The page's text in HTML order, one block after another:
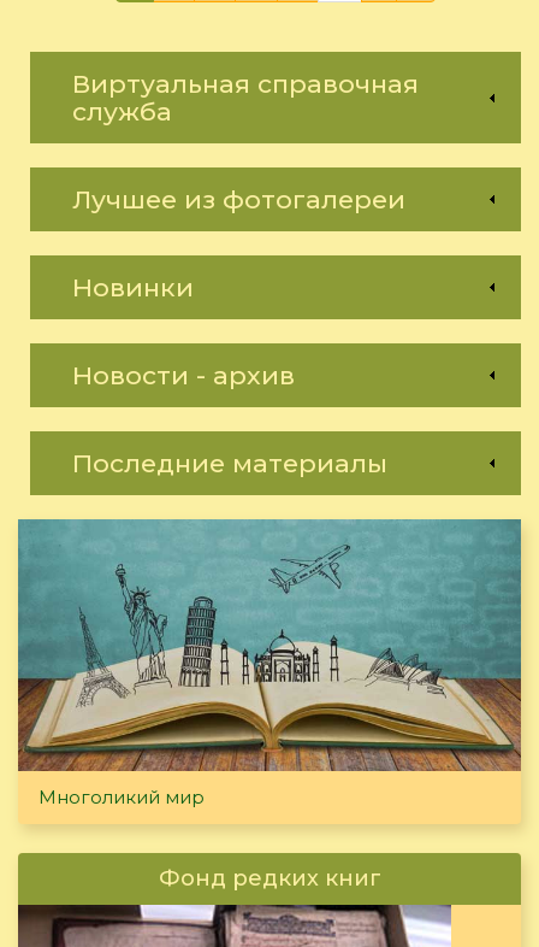
Виртуальная справочная
служба
Лучшее из фотогалереи
Новинки
Новости - архив
Последние материалы
Многоликий мир
Фонд редких книг